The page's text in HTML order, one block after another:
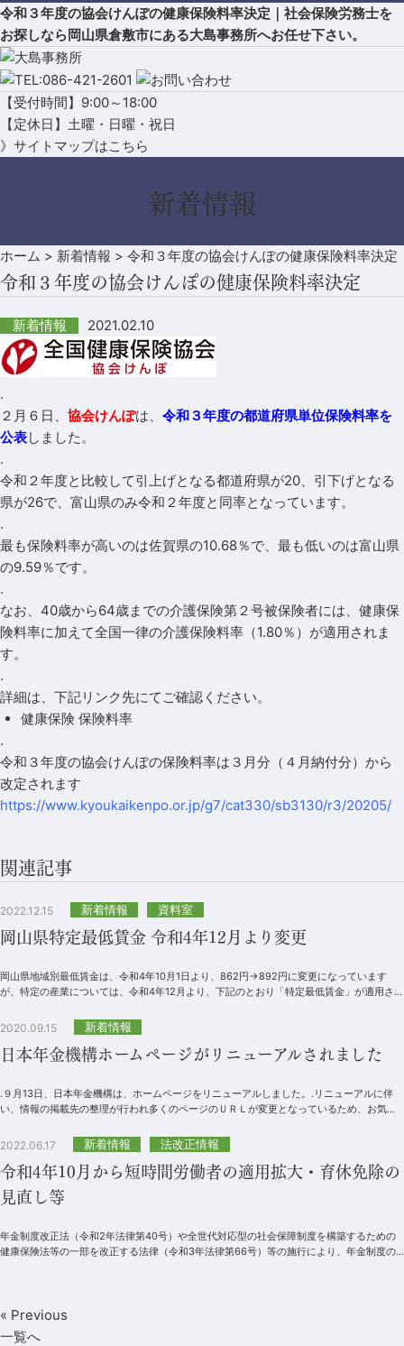
令和３年度の協会けんぽの健康保険料率決定｜社会保険労務士を
お探しなら岡山県倉敷市にある大島事務所へお任せ下さい。
【受付時間】9:00～18:00
【定休日】土曜・日曜・祝日
》サイトマップはこちら
新着情報
ホーム > 新着情報 > 令和３年度の協会けんぽの健康保険料率決定
令和３年度の協会けんぽの健康保険料率決定
新着情報 2021.02.10
.
２月６日、 協会けんぽは、 令和３年度の都道府県単位保険料率を
公表しました。
.
令和２年度と比較して引上げとなる都道府県が20、引下げとなる
県が26で、富山県のみ令和２年度と同率となっています。
.
最も保険料率が高いのは佐賀県の10.68％で、最も低いのは富山県
の9.59％です。
.
なお、40歳から64歳までの介護保険第２号被保険者には、健康保
険料率に加えて全国一律の介護保険料率（1.80％）が適用されま
す。
.
詳細は、下記リンク先にてご確認ください。
健康保険 保険料率
.
令和３年度の協会けんぽの保険料率は３月分（４月納付分）から
改定されます
https://www.kyoukaikenpo.or.jp/g7/cat330/sb3130/r3/20205/
関連記事
2022.12.15 新着情報 資料室
岡山県特定最低賃金 令和4年12月より変更
岡山県地域別最低賃金は、令和4年10月1日より、862円→892円に変更になっています
が、特定の産業については、令和4年12月より、下記のとおり「特定最低賃金」が適用され
2020.09.15 新着情報
日本年金機構ホームページがリニューアルされました
.９月13日、日本年金機構は、ホームページをリニューアルしました。.リニューアルに伴
い、情報の掲載先の整理が行われ多くのページのＵＲＬが変更となっているため、お気に
2022.06.17 新着情報 法改正情報
令和4年10月から短時間労働者の適用拡大・育休免除の
見直し等
年金制度改正法（令和2年法律第40号）や全世代対応型の社会保障制度を構築するための
健康保険法等の一部を改正する法律（令和3年法律第66号）等の施行により、年金制度の
« Previous
一覧へ